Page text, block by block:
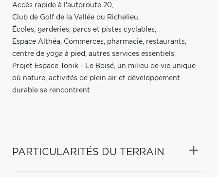
Accès rapide à l'autoroute 20,
Club de Golf de la Vallée du Richelieu,
Écoles, garderies, parcs et pistes cyclables,
Espace Althéa, Commerces, pharmacie, restaurants,
centre de yoga à pied, autres services essentiels,
Projet Espace Tonik - Le Boisé, un milieu de vie unique
où nature, activités de plein air et développement
durable se rencontrent.
PARTICULARITÉS DU TERRAIN